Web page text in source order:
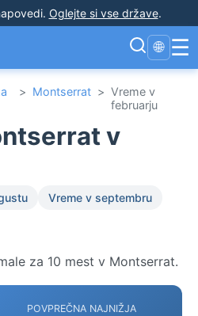
. Oglejte si vse države.
🌐 ☰
> Montserrat > Vreme v
februarju
v
Vreme v septembru
za 10 mest v Montserrat.
POVPREČNA NAJNIŽJA